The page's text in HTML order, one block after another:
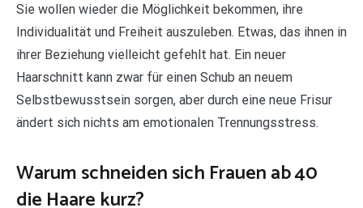
Sie wollen wieder die Möglichkeit bekommen, ihre
Individualität und Freiheit auszuleben. Etwas, das ihnen in
ihrer Beziehung vielleicht gefehlt hat. Ein neuer
Haarschnitt kann zwar für einen Schub an neuem
Selbstbewusstsein sorgen, aber durch eine neue Frisur
ändert sich nichts am emotionalen Trennungsstress.
Warum schneiden sich Frauen ab 40
die Haare kurz?